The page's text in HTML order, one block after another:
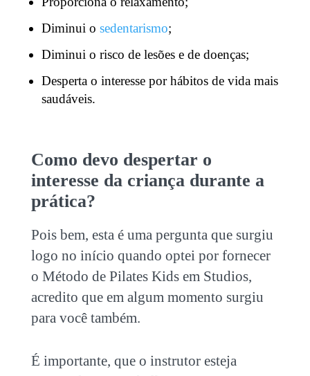
Diminui o sedentarismo;
Diminui o risco de lesões e de doenças;
Desperta o interesse por hábitos de vida mais
saudáveis.
Como devo despertar o
interesse da criança durante a
prática?
Pois bem, esta é uma pergunta que surgiu
logo no início quando optei por fornecer
o Método de Pilates Kids em Studios,
acredito que em algum momento surgiu
para você também.
É importante, que o instrutor esteja